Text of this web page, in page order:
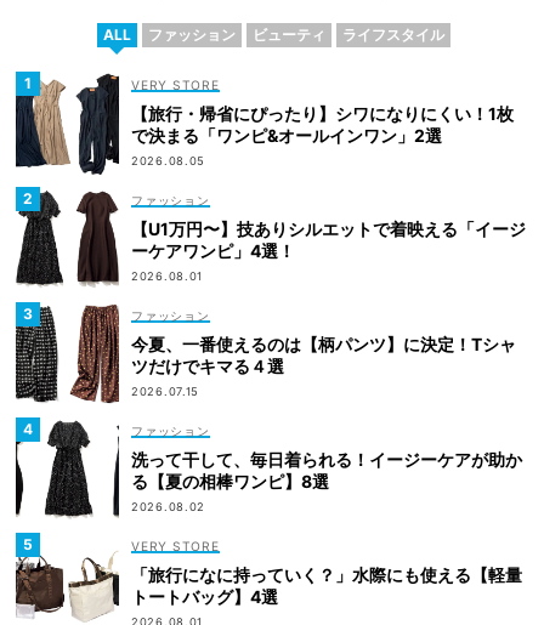
ALL ファッション ビューティ ライフスタイル
VERY STORE
【旅行・帰省にぴったり】シワになりにくい！1枚
で決まる「ワンピ&オールインワン」2選
2026.08.05
ファッション
【U1万円〜】技ありシルエットで着映える「イージ
ーケアワンピ」4選！
2026.08.01
ファッション
今夏、一番使えるのは【柄パンツ】に決定！Tシャ
ツだけでキマる４選
2026.07.15
ファッション
洗って干して、毎日着られる！イージーケアが助か
る【夏の相棒ワンピ】8選
2026.08.02
VERY STORE
「旅行になに持っていく？」水際にも使える【軽量
トートバッグ】4選
2026.08.01